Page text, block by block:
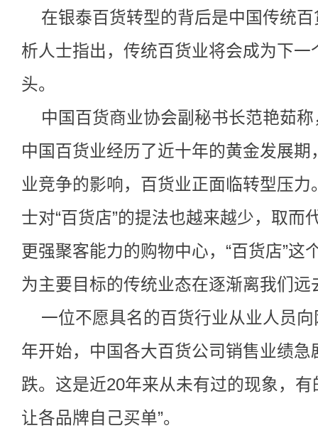
在银泰百货转型的背后是中国传统
析人士指出，传统百货业将会成为下
头。
中国百货商业协会副秘书长范艳茹称
中国百货业经历了近十年的黄金发展
业竞争的影响，百货业正面临转型压
士对“百货店”的提法也越来越少，取而
更强聚客能力的购物中心，“百货店”这
为主要目标的传统业态在逐渐离我们远
一位不愿具名的百货行业从业人员
年开始，中国各大百货公司销售业绩
跌。这是近20年来从未有过的现象，
让各品牌自己买单”。